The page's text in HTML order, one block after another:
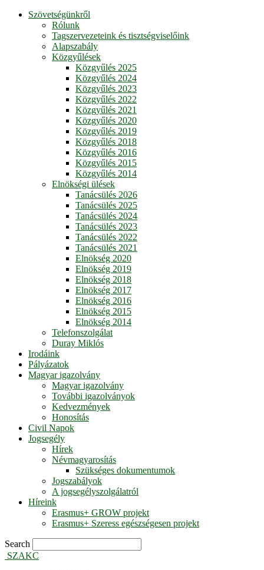
Szövetségünkről
Rólunk
Tagszervezeteink és tisztségviselőink
Alapszabály
Közgyűlések
Közgyűlés 2025
Közgyűlés 2024
Közgyűlés 2023
Közgyűlés 2022
Közgyűlés 2021
Közgyűlés 2020
Közgyűlés 2019
Közgyűlés 2018
Közgyűlés 2016
Közgyűlés 2015
Közgyűlés 2014
Elnökségi ülések
Tanácsülés 2026
Tanácsülés 2025
Tanácsülés 2024
Tanácsülés 2023
Tanácsülés 2022
Tanácsülés 2021
Elnökség 2020
Elnökség 2019
Elnökség 2018
Elnökség 2017
Elnökség 2016
Elnökség 2015
Elnökség 2014
Telefonszolgálat
Duray Miklós
Irodáink
Pályázatok
Magyar igazolvány
Magyar igazolvány
További igazolványok
Kedvezmények
Honosítás
Civil Napok
Jogsegély
Hírek
Névmagyarosítás
Szükséges dokumentumok
Jogszabályok
A jogsegélyszolgálatról
Híreink
Erasmus+ GROW projekt
Erasmus+ Szeress egészségesen projekt
Search
SZAKC